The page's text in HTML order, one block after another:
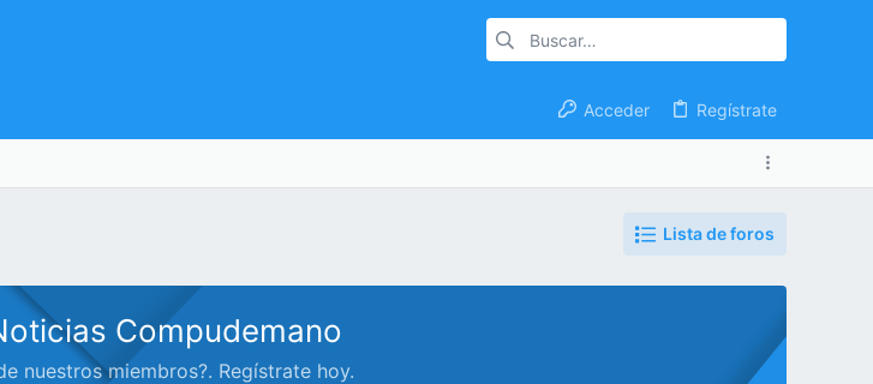
Acceder Regístrate
Lista de foros
Compudemano
nuestros miembros?. Regístrate hoy.